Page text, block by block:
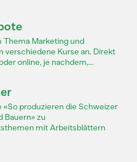
Thema Marketing und
verschiedene Kurse an. Direkt
online, je nachdem,...
«So produzieren die Schweizer
Bauern» zu
mit Arbeitsblättern